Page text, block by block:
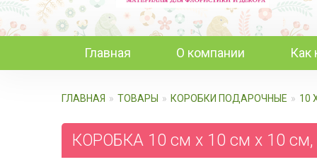
Главная О компании Как
ГЛАВНАЯ ТОВАРЫ КОРОБКИ ПОДАРОЧНЫЕ 10
КОРОБКА 10 см х 10 см х 10